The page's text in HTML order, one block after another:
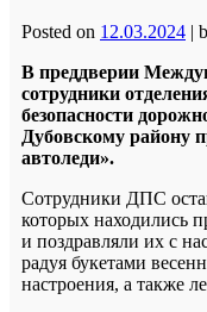
Posted on 12.03.2024 |
В преддверии
сотрудники
безопасности
Дубовскому району
автоледи».
Сотрудники ДПС
которых находились
и поздравляли их с
радуя букетами
настроения, а также